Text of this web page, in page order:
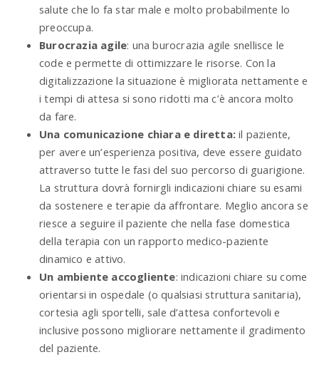
salute che lo fa star male e molto probabilmente lo
preoccupa.
Burocrazia agile: una burocrazia agile snellisce le
code e permette di ottimizzare le risorse. Con la
digitalizzazione la situazione è migliorata nettamente e
i tempi di attesa si sono ridotti ma c’è ancora molto
da fare.
Una comunicazione chiara e diretta: il paziente,
per avere un’esperienza positiva, deve essere guidato
attraverso tutte le fasi del suo percorso di guarigione.
La struttura dovrà fornirgli indicazioni chiare su esami
da sostenere e terapie da affrontare. Meglio ancora se
riesce a seguire il paziente che nella fase domestica
della terapia con un rapporto medico-paziente
dinamico e attivo.
Un ambiente accogliente: indicazioni chiare su come
orientarsi in ospedale (o qualsiasi struttura sanitaria),
cortesia agli sportelli, sale d’attesa confortevoli e
inclusive possono migliorare nettamente il gradimento
del paziente.